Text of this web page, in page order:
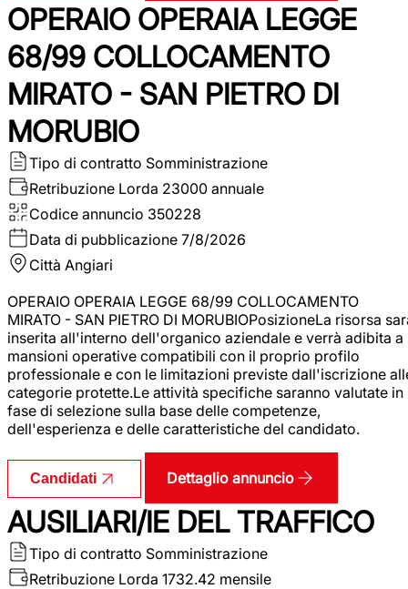
OPERAIO OPERAIA LEGGE
68/99 COLLOCAMENTO
MIRATO - SAN PIETRO DI
MORUBIO
Tipo di contratto Somministrazione
Retribuzione Lorda 23000 annuale
Codice annuncio 350228
Data di pubblicazione 7/8/2026
Città Angiari
OPERAIO OPERAIA LEGGE 68/99 COLLOCAMENTO
MIRATO - SAN PIETRO DI MORUBIOPosizioneLa risorsa
inserita all'interno dell'organico aziendale e verrà adibita a
mansioni operative compatibili con il proprio profilo
professionale e con le limitazioni previste dall'iscrizione
categorie protette.Le attività specifiche saranno valutate in
fase di selezione sulla base delle competenze,
dell'esperienza e delle caratteristiche del candidato.
Candidati Dettaglio annuncio
AUSILIARI/IE DEL TRAFFICO
Tipo di contratto Somministrazione
Retribuzione Lorda 1732.42 mensile